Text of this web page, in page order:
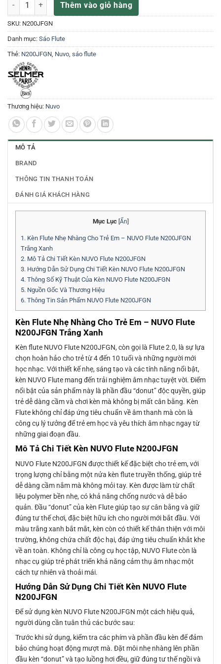
Thêm vào giỏ hàng
SKU: N200JFGN
Danh mục: Sáo Flute
Thẻ: N200JFGN Nuvo sáo flute
Thương hiệu: Nuvo
MÔ TẢ
BRAND
THÔNG TIN THANH TOÁN
ĐÁNH GIÁ KHÁCH HÀNG
Mục Lục [Ẩn]
1. Kèn Flute Nhẹ Nhàng Cho Trẻ Em – NUVO Flute N200JFGN
Trắng Xanh
2. Mô Tả Chi Tiết Kèn NUVO Flute N200JFGN
3. Hướng Dẫn Sử Dụng Chi Tiết Kèn NUVO Flute N200JFGN
4. Thông Số Kỹ Thuật Của Kèn NUVO Flute N200JFGN
5. Nguồn Gốc Và Thương Hiệu
6. Thông Tin Sản Phẩm NUVO Flute N200JFGN
Kèn Flute Nhẹ Nhàng Cho Trẻ Em – NUVO Flute
N200JFGN Trắng Xanh
Kèn flute NUVO Flute N200JFGN, còn gọi là Flute 2.0, là sự lựa
chọn hoàn hảo cho trẻ từ 4 đến 10 tuổi và những người mới
học nhạc. Với thiết kế nhẹ, sáng tạo và các tính năng nổi bật,
kèn NUVO Flute mang đến trải nghiệm âm nhạc tuyệt vời. Điểm
nổi bật của sản phẩm này là phần đầu “donut” độc quyền, giúp
trẻ dễ dàng cầm và chơi kèn mà không bị mất cân bằng. Kèn
Flute không chỉ đáp ứng tiêu chuẩn về âm thanh mà còn là
công cụ lý tưởng để trẻ em học và yêu thích âm nhạc ngay từ
những giai đoạn đầu.
Mô Tả Chi Tiết Kèn NUVO Flute N200JFGN
NUVO Flute N200JFGN được thiết kế đặc biệt cho trẻ em, với
trọng lượng chỉ bằng một nửa kèn flute truyền thống, giúp trẻ
dễ dàng cầm nắm mà không mỏi tay. Kèn được làm từ chất
liệu polymer bền nhẹ, có khả năng chống nước và dễ bảo
quản. Đầu “donut” của kèn Flute giúp tạo sự cân bằng và giữ
đúng tư thế chơi, đặc biệt hữu ích cho người mới bắt đầu. Với
màu trắng xanh bắt mắt, kèn còn có thiết kế thân thiện với môi
trường, không chứa chất độc hại, đáp ứng tiêu chuẩn khắt khe
về an toàn. Không chỉ là công cụ học tập, NUVO Flute còn là
nhạc cụ giúp trẻ phát triển khả năng cảm thụ âm nhạc một
cách tự nhiên và thoải mái.
Hướng Dẫn Sử Dụng Chi Tiết Kèn NUVO Flute
N200JFGN
Để sử dụng kèn NUVO Flute N200JFGN một cách hiệu quả,
người dùng cần tuân thủ các bước sau:
Trước khi sử dụng, kiểm tra các phím và phần đầu kèn để đảm
bảo chúng hoạt động mượt mà. Đặt môi nhẹ nhàng lên phần
đầu kèn “donut” và tạo luồng hơi đều, giữ đúng tư thế ngồi và